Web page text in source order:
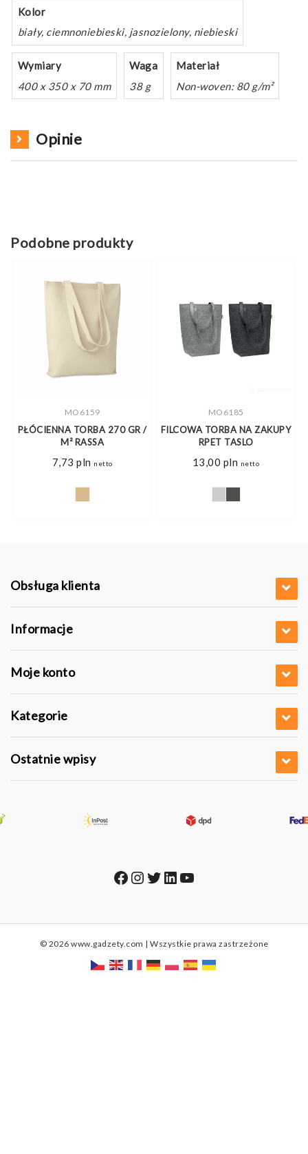
Kolor
biały, ciemnoniebieski, jasnozielony, niebieski
Wymiary
400 x 350 x 70 mm
Waga
38 g
Materiał
Non-woven: 80 g/m²
Opinie
Podobne produkty
MO6159
PŁÓCIENNA TORBA 270 GR /
M² RASSA
7,73 pln netto
MO6185
FILCOWA TORBA NA ZAKUPY
RPET TASLO
13,00 pln netto
Obsługa klienta
Informacje
Moje konto
Kategorie
Ostatnie wpisy
Facebook
Instagram
Twitter
LinkedIn
YouTube
© 2026 www.gadzety.com | Wszystkie prawa zastrzeżone